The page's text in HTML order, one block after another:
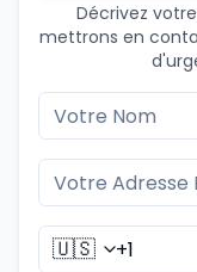
Décrivez
mettrons en
🇺🇸